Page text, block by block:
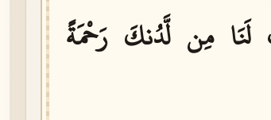
لَنَا مِن لَّدُنكَ رَحْمَةً